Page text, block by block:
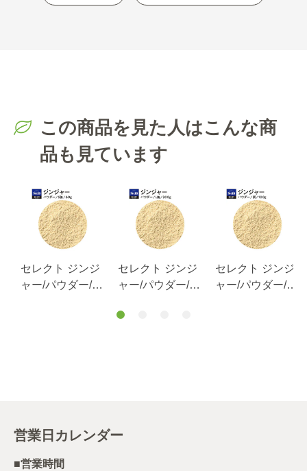
この商品を見た人はこんな商
品も見ています
セレクト ジンジ
ャー/パウダー/S
セレクト ジンジ
ャー/パウダー/L
セレクト ジンジ
ャー/パウダー/袋
営業日カレンダー
■営業時間